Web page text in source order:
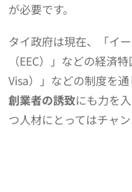
が必要です。
タイ政府は現在、「イ
（EEC）」などの経済
Visa）」などの制度を通
創業者の誘致にも力を
つ人材にとってはチャ